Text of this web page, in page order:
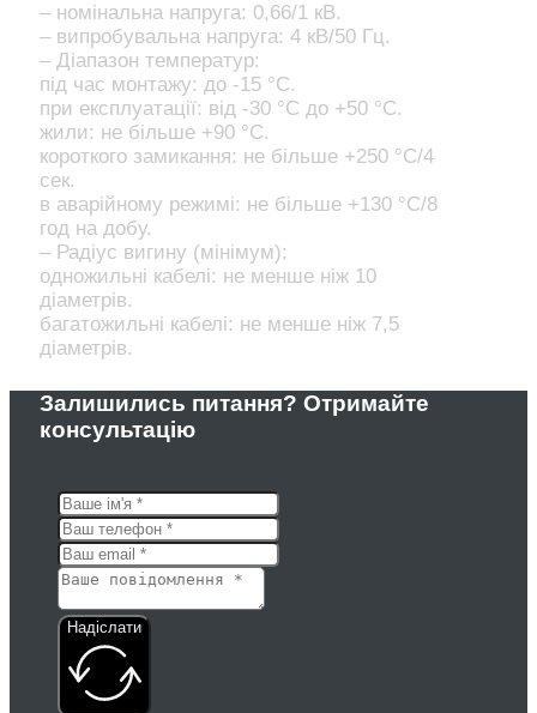
– номінальна напруга: 0,66/1 кВ.
– випробувальна напруга: 4 кВ/50 Гц.
– Діапазон температур:
під час монтажу: до -15 °С.
при експлуатації: від -30 °С до +50 °С.
жили: не більше +90 °С.
короткого замикання: не більше +250 °С/4
сек.
в аварійному режимі: не більше +130 °С/8
год на добу.
– Радіус вигину (мінімум):
одножильні кабелі: не менше ніж 10
діаметрів.
багатожильні кабелі: не менше ніж 7,5
діаметрів.
Залишились питання? Отримайте
консультацію
Надіслати